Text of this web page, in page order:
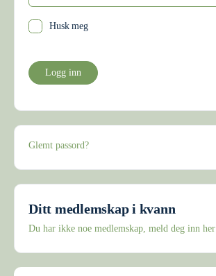
Husk meg
Glemt passord?
Ditt medlemskap i kvann
Du har ikke noe medlemskap, meld deg inn her